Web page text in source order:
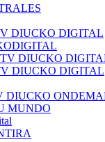
DIUCKO DIGITAL
DIUCKO
DIUCKO DIGITAL
DIUCKO
MUNDO